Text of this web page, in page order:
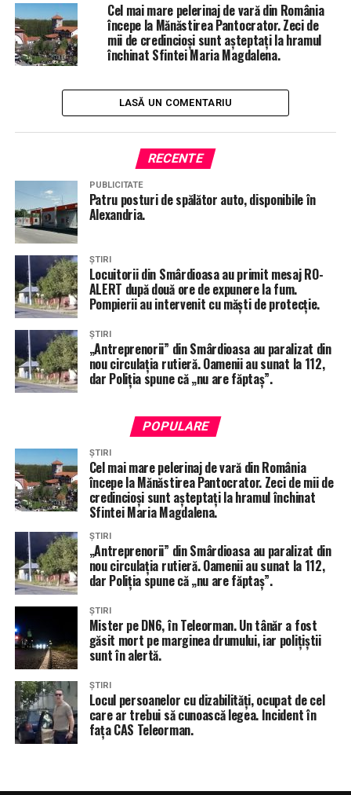
ÎNTÂMPLĂRI RECERENTE ALEGERI 2024
AUR TELEORMAN
GABRIEL FLOREA
GEORGE SIMION IN TELEORMAN
STIRI ALEXANDRIA
URMĂTORUL ARTICOL
Daniel Constantin: „Teleormanul merită un nivel de trai
decent și o economie prosperă”
Deputatul liberal Costel Barbu vrea să fie senator”de
rând”, ca să își ia reperele de la firul ierbii : „Cele mai
eficiente proiecte pornesc de la ce spun oamenii”
Cel mai mare pelerinaj de vară din România
începe la Mănăstirea Pantocrator. Zeci de
mii de credincioși sunt așteptați la hramul
închinat Sfintei Maria Magdalena.
LASĂ UN COMENTARIU
RECENTE
PUBLICITATE
Patru posturi de spălător auto, disponibile în
Alexandria.
ȘTIRI
Locuitorii din Smârdioasa au primit mesaj RO-
ALERT după două ore de expunere la fum.
Pompierii au intervenit cu măști de protecție.
ȘTIRI
„Antreprenorii” din Smârdioasa au paralizat din
nou circulația rutieră. Oamenii au sunat la 112,
dar Poliția spune că „nu are făptaș”.
POPULARE
ȘTIRI
Cel mai mare pelerinaj de vară din România
începe la Mănăstirea Pantocrator. Zeci de mii de
credincioși sunt așteptați la hramul închinat
Sfintei Maria Magdalena.
ȘTIRI
„Antreprenorii” din Smârdioasa au paralizat din
nou circulația rutieră. Oamenii au sunat la 112,
dar Poliția spune că „nu are făptaș”.
ȘTIRI
Mister pe DN6, în Teleorman. Un tânăr a fost
găsit mort pe marginea drumului, iar polițiștii
sunt în alertă.
ȘTIRI
Locul persoanelor cu dizabilități, ocupat de cel
care ar trebui să cunoască legea. Incident în
fața CAS Teleorman.